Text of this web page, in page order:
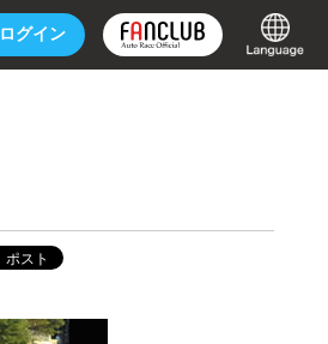
ログイン